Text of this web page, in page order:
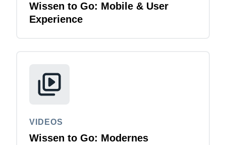
Wissen to Go: Mobile & User
Experience
VIDEOS
Wissen to Go: Modernes